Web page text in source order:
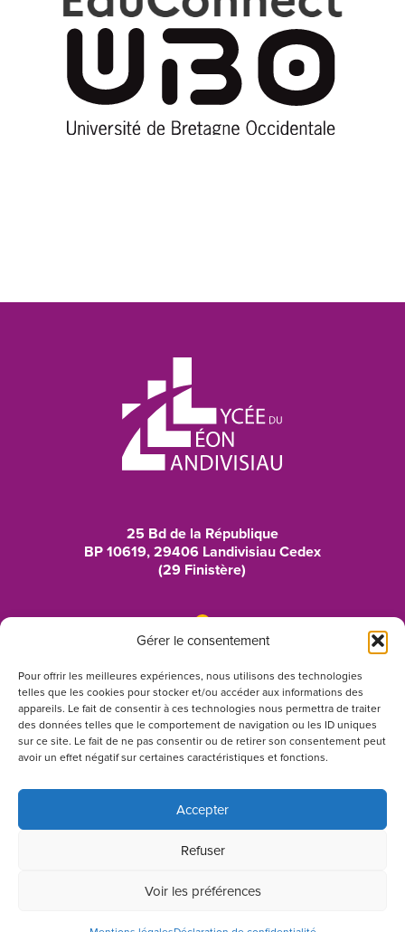
Gérer le consentement
Pour offrir les meilleures expériences, nous utilisons des technologies
telles que les cookies pour stocker et/ou accéder aux informations des
appareils. Le fait de consentir à ces technologies nous permettra de traiter
des données telles que le comportement de navigation ou les ID uniques
sur ce site. Le fait de ne pas consentir ou de retirer son consentement peut
avoir un effet négatif sur certaines caractéristiques et fonctions.
Accepter
Refuser
Voir les préférences
25 Bd de la République
BP 10619, 29406 Landivisiau Cedex
(29 Finistère)
02 98 24 44 44
lyceeduleon@ac-rennes.fr
Suivez-nous sur Instagram
Politique de confidentialité
Réalisé par
Popcorn Communication